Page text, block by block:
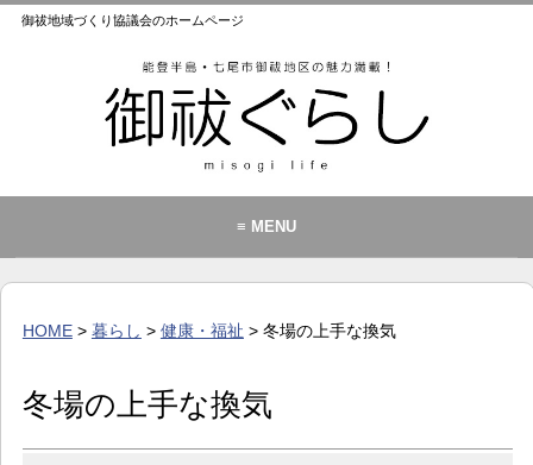
御祓地域づくり協議会のホームページ
≡ MENU
カレンダー
HOME> 暮らし > 健康・福祉 > 冬場の上手な換気
冬場の上手な換気